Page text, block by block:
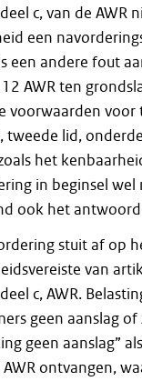
c, van de AWR
een
een andere fout
AWR ten
voorwaarden voor
tweede lid,
het
in beginsel wel
ook het
stuit af op
van
c, AWR.
geen aanslag of
geen aanslag”
ontvangen,